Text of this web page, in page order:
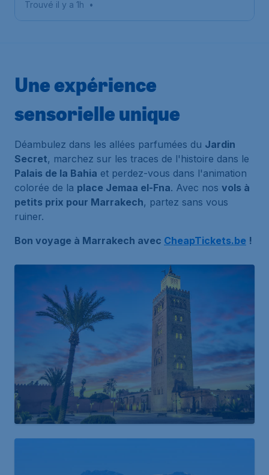
Ménara
Trouvé il y a 1h •
Une expérience
sensorielle unique
Déambulez dans les allées parfumées du Jardin
Secret, marchez sur les traces de l'histoire dans le
Palais de la Bahia et perdez-vous dans l'animation
colorée de la place Jemaa el-Fna. Avec nos vols à
petits prix pour Marrakech, partez sans vous
ruiner.
Bon voyage à Marrakech avec CheapTickets.be !